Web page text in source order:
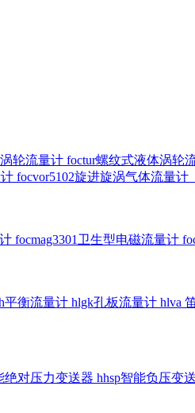
轮流量计 foctur螺纹式液体涡轮
focvor5102旋进旋涡气体流量计
focmag3301卫生型电磁流量计
平衡流量计 hlgk孔板流量计 hlva
绝对压力变送器 hhsp智能负压变